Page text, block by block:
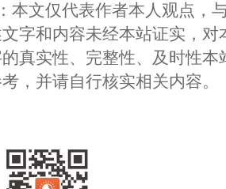
本文仅代表作者本人观点，
字和内容未经本站证实，
真实性、完整性、及时性
，并请自行核实相关内容。